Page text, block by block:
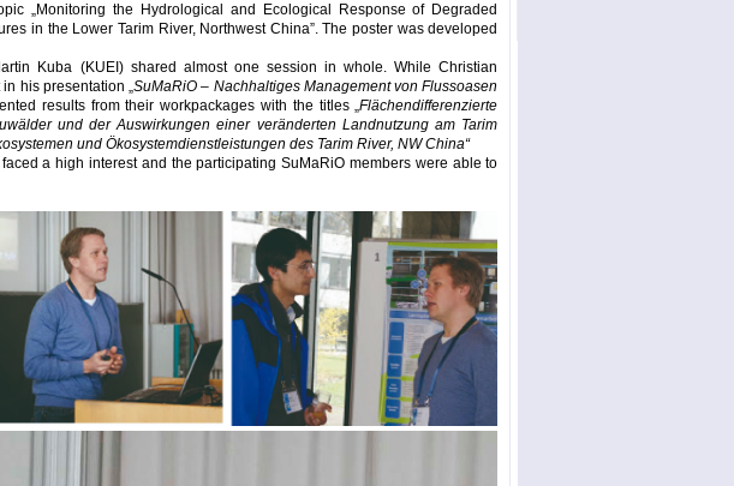
„Monitoring the Hydrological and Ecological Response of Degraded
in the Lower Tarim River, Northwest China”. The poster was developed
Kuba (KUEI) shared almost one session in whole. While Christian
his presentation „SuMaRiO – Nachhaltiges Management von Flussoasen
results from their workpackages with the titles „Flächendifferenzierte
und der Auswirkungen einer veränderten Landnutzung am Tarim
und Ökosystemdienstleistungen des Tarim River, NW China“
a high interest and the participating SuMaRiO members were able to